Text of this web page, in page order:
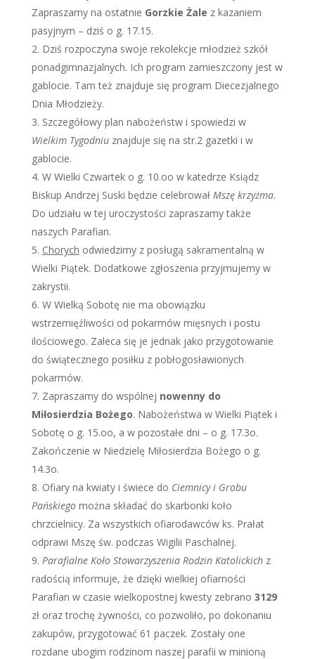
Zapraszamy na ostatnie Gorzkie Żale z kazaniem
pasyjnym – dziś o g. 17.15.
Dziś rozpoczyna swoje rekolekcje młodzież szkół
ponadgimnazjalnych. Ich program zamieszczony jest w
gablocie. Tam też znajduje się program Diecezjalnego
Dnia Młodzieży.
Szczegółowy plan nabożeństw i spowiedzi w
Wielkim Tygodniuznajduje się na str.2 gazetki i w
gablocie.
W Wielki Czwartek o g. 10.oo w katedrze Ksiądz
Biskup Andrzej Suski będzie celebrował Mszę krzyżma.
Do udziału w tej uroczystości zapraszamy także
naszych Parafian.
Chorych odwiedzimy z posługą sakramentalną w
Wielki Piątek. Dodatkowe zgłoszenia przyjmujemy w
zakrystii.
W Wielką Sobotę nie ma obowiązku
wstrzemięźliwości od pokarmów mięsnych i postu
ilościowego. Zaleca się je jednak jako przygotowanie
do świątecznego posiłku z pobłogosławionych
pokarmów.
Zapraszamy do wspólnej nowenny do
Miłosierdzia Bożego. Nabożeństwa w Wielki Piątek i
Sobotę o g. 15.oo, a w pozostałe dni – o g. 17.3o.
Zakończenie w Niedzielę Miłosierdzia Bożego o g.
14.3o.
Ofiary na kwiaty i świece do Ciemnicy i Grobu
Pańskiegomożna składać do skarbonki koło
chrzcielnicy. Za wszystkich ofiarodawców ks. Prałat
odprawi Mszę św. podczas Wigilii Paschalnej.
Parafialne Koło Stowarzyszenia Rodzin Katolickichz
radością informuje, że dzięki wielkiej ofiarności
Parafian w czasie wielkopostnej kwesty zebrano 3129
zł oraz trochę żywności, co pozwoliło, po dokonaniu
zakupów, przygotować 61 paczek. Zostały one
rozdane ubogim rodzinom naszej parafii w minioną